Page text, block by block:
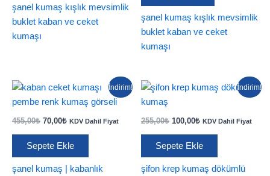
şanel kumaş kışlık mevsimlik
buklet kaban ve ceket
kumaşı
birden
fazla
ürün
sayfasından
şanel kumaş kışlık mevsimlik
buklet kaban ve ceket
kumaşı
İndirim!
455,00₺ Orijinal
455,00₺.
70,00₺Şu
fiyat:
70,00₺.
KDV Dahil Fiyat
Sepete Ekle
şanel kumaş | kabanlık
İndirim!
255,00₺ Orijinal
255,00₺.
100,00₺Şu
100,00₺.
KDV Dahil Fiyat
Sepete Ekle
şifon krep kumaş dökümlü